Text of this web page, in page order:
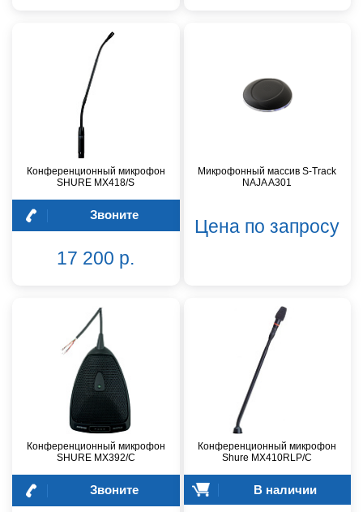
Конференционный микрофон
SHURE MX418/S
Звоните
17 200 р.
Микрофонный массив S-Track
NAJA A301
Цена по запросу
Конференционный микрофон
SHURE MX392/C
Звоните
Конференционный микрофон
Shure MX410RLP/C
В наличии